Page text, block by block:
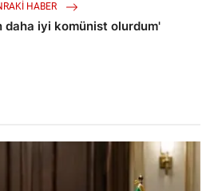
HABER
daha iyi komünist olurdum'